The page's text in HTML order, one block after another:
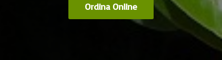
Ordina Online